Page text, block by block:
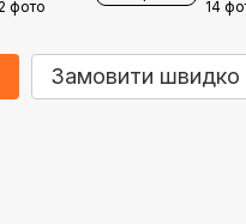
Замовити швидко